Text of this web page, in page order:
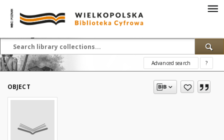
Advanced search ?
OBJECT